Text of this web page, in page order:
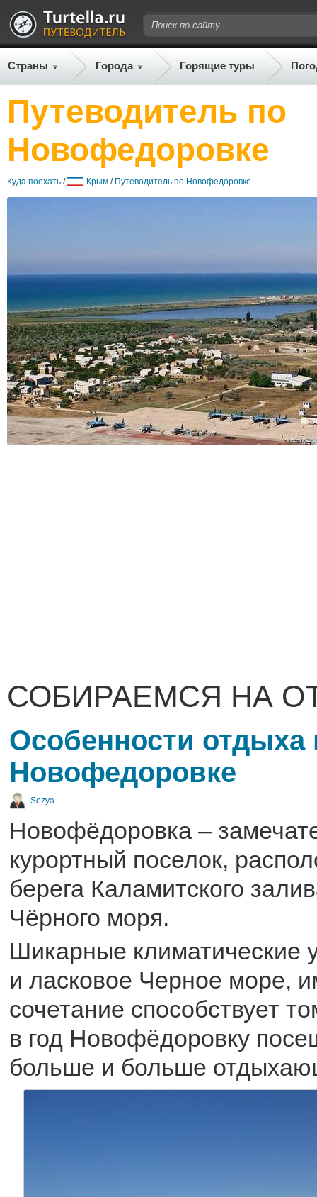
Страны Города Горящие туры
Путеводитель по
Новофедоровке
Куда поехать / Крым / Путеводитель по Новофедоровке
СОБИРАЕМСЯ НА
Особенности отдыха
Новофедоровке
Sezya
Новофёдоровка –
курортный поселок,
берега Каламитского
Чёрного моря.
Шикарные климатические
и ласковое Черное море,
сочетание способствует
в год Новофёдоровку
больше и больше